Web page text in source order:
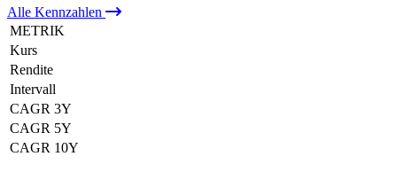
Alle Kennzahlen
METRIK
Kurs
Rendite
Intervall
CAGR 3Y
CAGR 5Y
CAGR 10Y